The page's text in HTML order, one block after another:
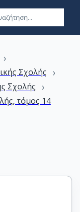
›
Σχολής ›
Σχολής ›
τόμος 14